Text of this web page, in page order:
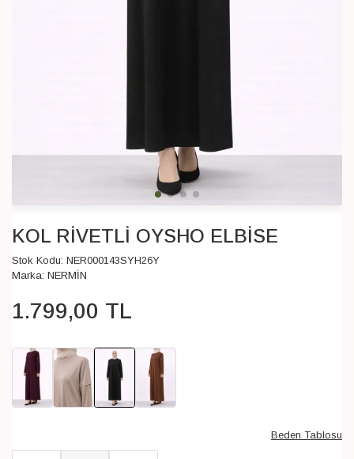
KOL RİVETLİ OYSHO ELBİSE
Stok Kodu: NER000143SYH26Y
Marka: NERMİN
1.799,00 TL
Beden Tablosu